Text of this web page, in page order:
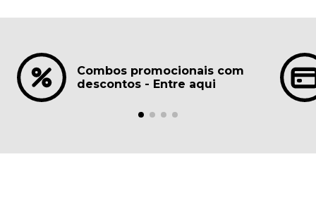
Combos promocionais com
descontos - Entre aqui